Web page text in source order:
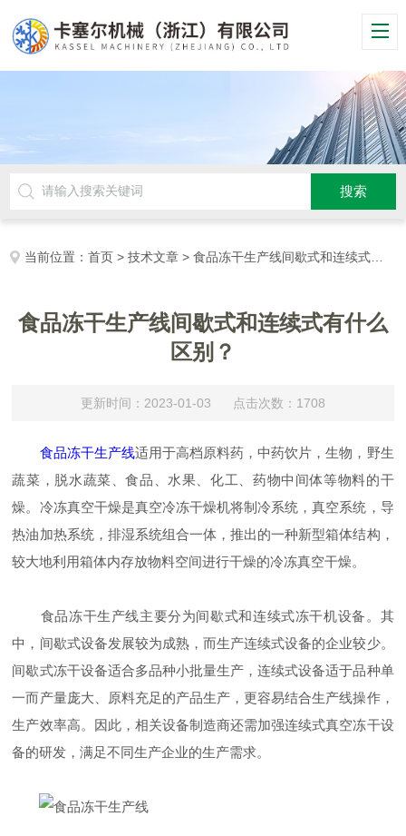
当前位置：首页 >技术文章 > 食品冻干生产线间歇式和连续式有什么区别？
食品冻干生产线间歇式和连续式有什么
区别？
更新时间：2023-01-03 点击次数：1708
食品冻干生产线适用于高档原料药，中药饮片，生物，野生
蔬菜，脱水蔬菜、食品、水果、化工、药物中间体等物料的干
燥。冷冻真空干燥是真空冷冻干燥机将制冷系统，真空系统，导
热油加热系统，排湿系统组合一体，推出的一种新型箱体结构，
较大地利用箱体内存放物料空间进行干燥的冷冻真空干燥。
食品冻干生产线主要分为间歇式和连续式冻干机设备。其
中，间歇式设备发展较为成熟，而生产连续式设备的企业较少。
间歇式冻干设备适合多品种小批量生产，连续式设备适于品种单
一而产量庞大、原料充足的产品生产，更容易结合生产线操作，
生产效率高。因此，相关设备制造商还需加强连续式真空冻干设
备的研发，满足不同生产企业的生产需求。